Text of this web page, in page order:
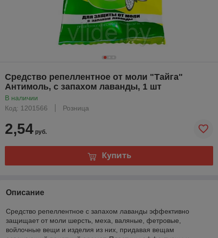
Средство репеллентное от моли "Тайга"
Антимоль, с запахом лаванды, 1 шт
В наличии
Код: 1201566
Розница
2,54 руб.
Купить
Описание
Средство репеллентное с запахом лаванды эффективно
защищает от моли шерсть, меха, валяные, фетровые,
войлочные вещи и изделия из них, придавая вещам